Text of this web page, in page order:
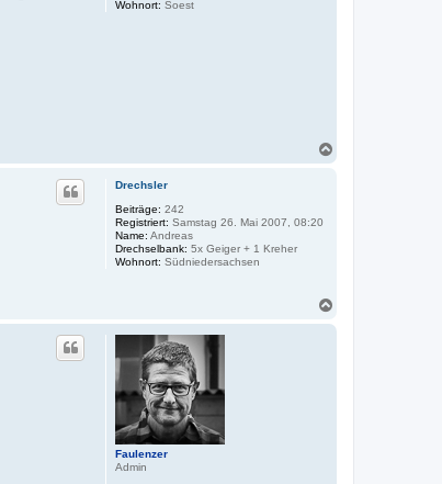
Wohnort: Soest
Drechsler
Beiträge: 242
Registriert: Samstag 26. Mai 2007, 08:20
Name: Andreas
Drechselbank: 5x Geiger + 1 Kreher
Wohnort: Südniedersachsen
Faulenzer
Admin